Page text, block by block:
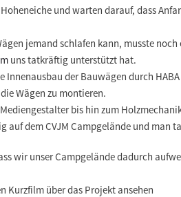
und warten darauf, dass
jemand schlafen kann, musste
uns tatkräftig unterstützt hat.
Innenausbau der Bauwägen durch
Wägen zu montieren.
bis hin zum
auf dem CVJM Campgelände und man
wir unser Campgelände dadurch
Kurzfilm über das Projekt ansehen